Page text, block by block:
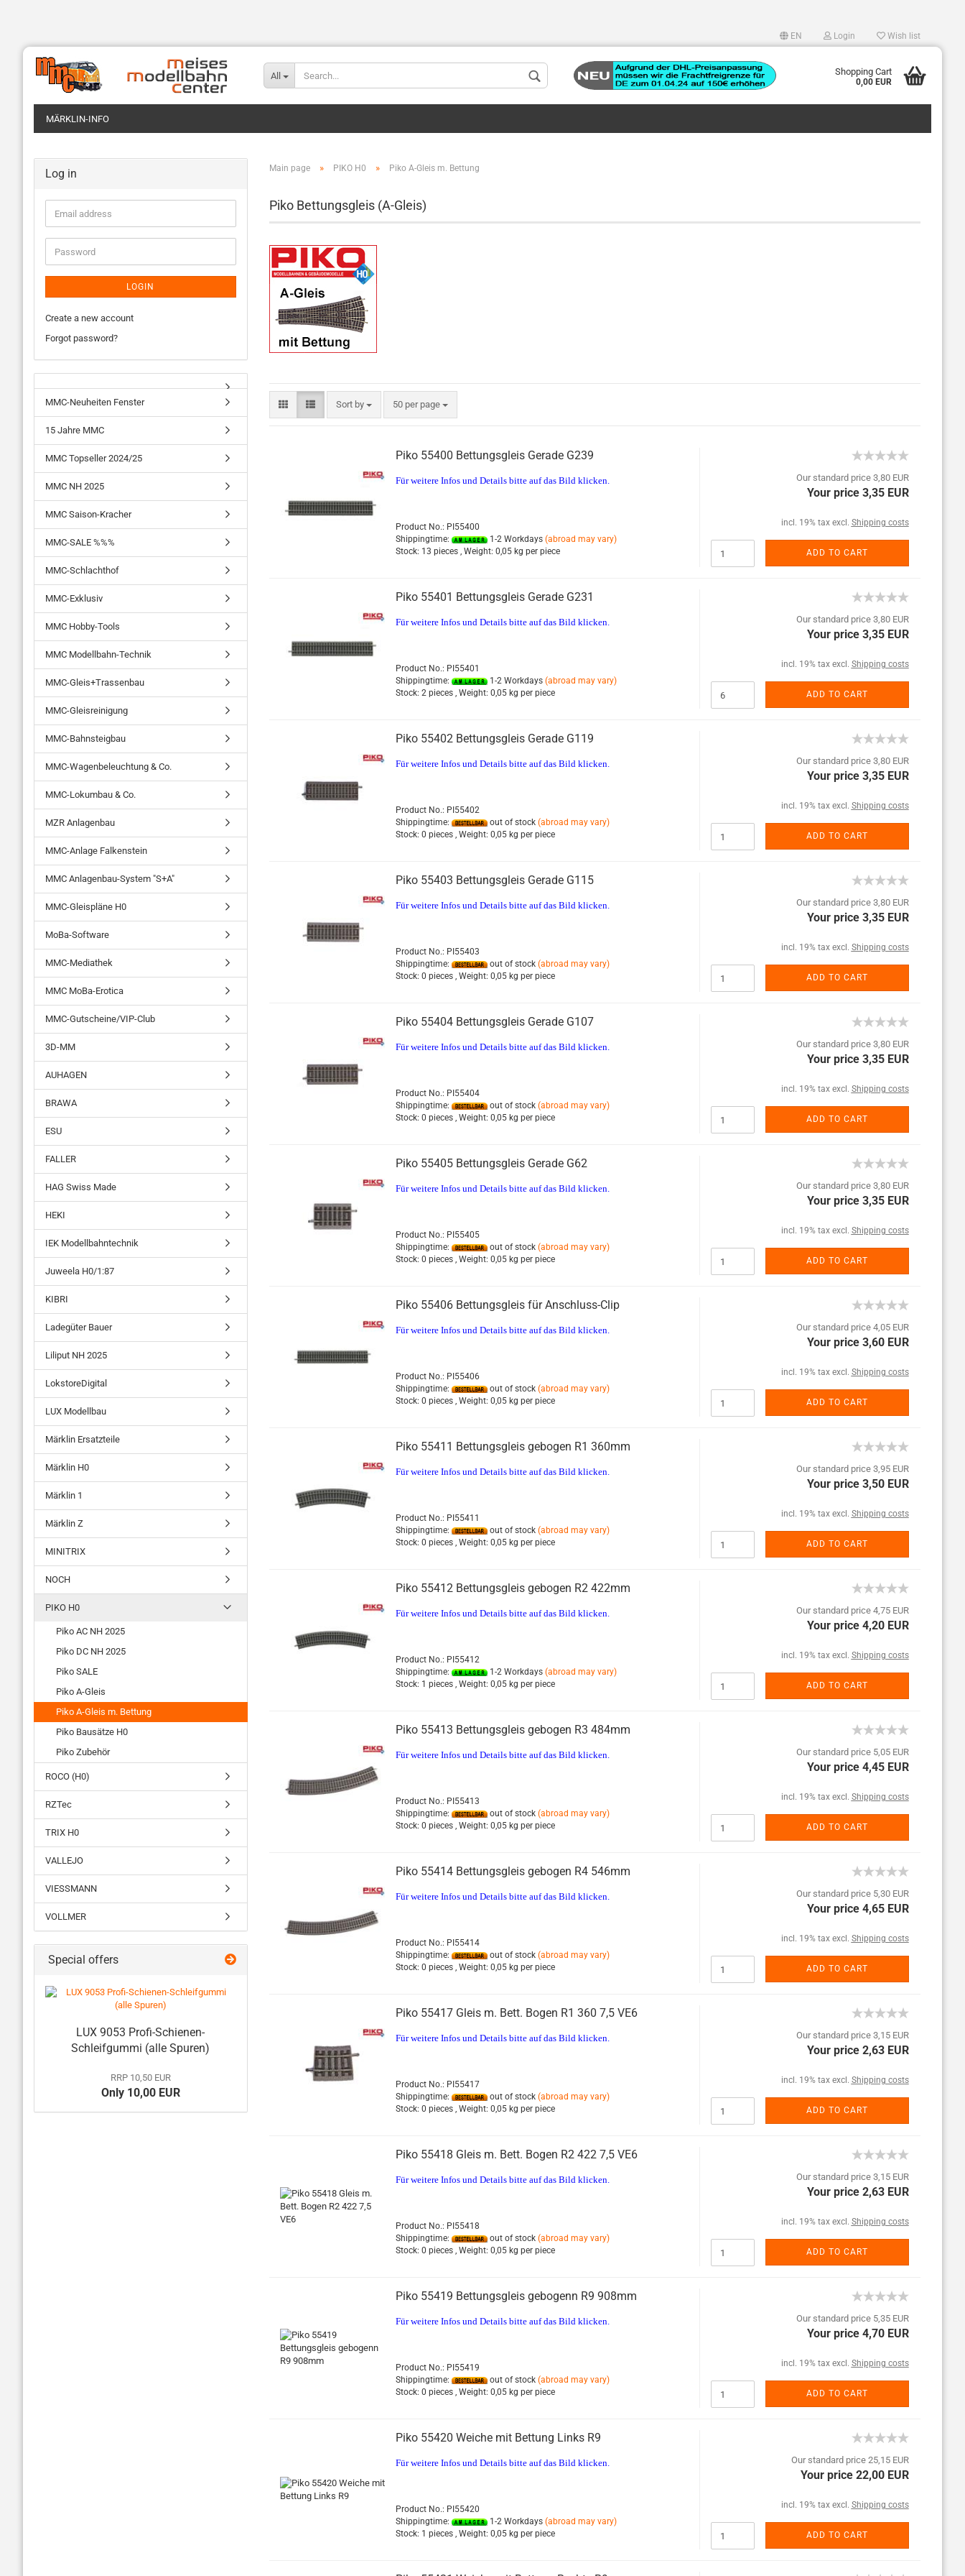
EN
Change language
Login Wish list
All Shopping Cart
0,00 EUR
MÄRKLIN-INFO
Main page » PIKO H0 » Piko A-Gleis m. Bettung
Piko Bettungsgleis (A-Gleis)
Sort by 50 per page
Piko 55400 Bettungsgleis Gerade G239
Für weitere Infos und Details bitte auf das Bild klicken.
Product No.: PI55400
Shippingtime:
1-2 Workdays (abroad may vary)
Stock: 13 pieces , Weight: 0,05kg per piece
Our standard price 3,80 EUR
Your price 3,35 EUR
incl. 19% tax excl. Shipping costs
ADD TO CART
Piko 55401 Bettungsgleis Gerade G231
Für weitere Infos und Details bitte auf das Bild klicken.
Product No.: PI55401
Shippingtime:
1-2 Workdays (abroad may vary)
Stock: 2 pieces , Weight: 0,05kg per piece
Our standard price 3,80 EUR
Your price 3,35 EUR
incl. 19% tax excl. Shipping costs
ADD TO CART
Piko 55402 Bettungsgleis Gerade G119
Für weitere Infos und Details bitte auf das Bild klicken.
Product No.: PI55402
Shippingtime:
out of stock (abroad may vary)
Stock: 0 pieces , Weight: 0,05kg per piece
Our standard price 3,80 EUR
Your price 3,35 EUR
incl. 19% tax excl. Shipping costs
ADD TO CART
Piko 55403 Bettungsgleis Gerade G115
Für weitere Infos und Details bitte auf das Bild klicken.
Product No.: PI55403
Shippingtime:
out of stock (abroad may vary)
Stock: 0 pieces , Weight: 0,05kg per piece
Our standard price 3,80 EUR
Your price 3,35 EUR
incl. 19% tax excl. Shipping costs
ADD TO CART
Piko 55404 Bettungsgleis Gerade G107
Für weitere Infos und Details bitte auf das Bild klicken.
Product No.: PI55404
Shippingtime:
out of stock (abroad may vary)
Stock: 0 pieces , Weight: 0,05kg per piece
Our standard price 3,80 EUR
Your price 3,35 EUR
incl. 19% tax excl. Shipping costs
ADD TO CART
Piko 55405 Bettungsgleis Gerade G62
Für weitere Infos und Details bitte auf das Bild klicken.
Product No.: PI55405
Shippingtime:
out of stock (abroad may vary)
Stock: 0 pieces , Weight: 0,05kg per piece
Our standard price 3,80 EUR
Your price 3,35 EUR
incl. 19% tax excl. Shipping costs
ADD TO CART
Piko 55406 Bettungsgleis für Anschluss-Clip
Für weitere Infos und Details bitte auf das Bild klicken.
Product No.: PI55406
Shippingtime:
out of stock (abroad may vary)
Stock: 0 pieces , Weight: 0,05kg per piece
Our standard price 4,05 EUR
Your price 3,60 EUR
incl. 19% tax excl. Shipping costs
ADD TO CART
Piko 55411 Bettungsgleis gebogen R1 360mm
Für weitere Infos und Details bitte auf das Bild klicken.
Product No.: PI55411
Shippingtime:
out of stock (abroad may vary)
Stock: 0 pieces , Weight: 0,05kg per piece
Our standard price 3,95 EUR
Your price 3,50 EUR
incl. 19% tax excl. Shipping costs
ADD TO CART
Piko 55412 Bettungsgleis gebogen R2 422mm
Für weitere Infos und Details bitte auf das Bild klicken.
Product No.: PI55412
Shippingtime:
1-2 Workdays (abroad may vary)
Stock: 1 pieces , Weight: 0,05kg per piece
Our standard price 4,75 EUR
Your price 4,20 EUR
incl. 19% tax excl. Shipping costs
ADD TO CART
Piko 55413 Bettungsgleis gebogen R3 484mm
Für weitere Infos und Details bitte auf das Bild klicken.
Product No.: PI55413
Shippingtime:
out of stock (abroad may vary)
Stock: 0 pieces , Weight: 0,05kg per piece
Our standard price 5,05 EUR
Your price 4,45 EUR
incl. 19% tax excl. Shipping costs
ADD TO CART
Piko 55414 Bettungsgleis gebogen R4 546mm
Für weitere Infos und Details bitte auf das Bild klicken.
Product No.: PI55414
Shippingtime:
out of stock (abroad may vary)
Stock: 0 pieces , Weight: 0,05kg per piece
Our standard price 5,30 EUR
Your price 4,65 EUR
incl. 19% tax excl. Shipping costs
ADD TO CART
Piko 55417 Gleis m. Bett. Bogen R1 360 7,5 VE6
Für weitere Infos und Details bitte auf das Bild klicken.
Product No.: PI55417
Shippingtime:
out of stock (abroad may vary)
Stock: 0 pieces , Weight: 0,05kg per piece
Our standard price 3,15 EUR
Your price 2,63 EUR
incl. 19% tax excl. Shipping costs
ADD TO CART
Piko 55418 Gleis m. Bett. Bogen R2 422 7,5 VE6
Für weitere Infos und Details bitte auf das Bild klicken.
Product No.: PI55418
Shippingtime:
out of stock (abroad may vary)
Stock: 0 pieces , Weight: 0,05kg per piece
Our standard price 3,15 EUR
Your price 2,63 EUR
incl. 19% tax excl. Shipping costs
ADD TO CART
Piko 55419 Bettungsgleis gebogenn R9 908mm
Für weitere Infos und Details bitte auf das Bild klicken.
Product No.: PI55419
Shippingtime:
out of stock (abroad may vary)
Stock: 0 pieces , Weight: 0,05kg per piece
Our standard price 5,35 EUR
Your price 4,70 EUR
incl. 19% tax excl. Shipping costs
ADD TO CART
Piko 55420 Weiche mit Bettung Links R9
Für weitere Infos und Details bitte auf das Bild klicken.
Product No.: PI55420
Shippingtime:
1-2 Workdays (abroad may vary)
Stock: 1 pieces , Weight: 0,05kg per piece
Our standard price 25,15 EUR
Your price 22,00 EUR
incl. 19% tax excl. Shipping costs
ADD TO CART
Log in
LOGIN
Create a new account
Forgot password?
MMC-Neuheiten Fenster
15 Jahre MMC
MMC Topseller 2024/25
MMC NH 2025
MMC Saison-Kracher
MMC-SALE %%%
MMC-Schlachthof
MMC-Exklusiv
MMC Hobby-Tools
MMC Modellbahn-Technik
MMC-Gleis+Trassenbau
MMC-Gleisreinigung
MMC-Bahnsteigbau
MMC-Wagenbeleuchtung & Co.
MMC-Lokumbau & Co.
MZR Anlagenbau
MMC-Anlage Falkenstein
MMC Anlagenbau-System "S+A"
MMC-Gleispläne H0
MoBa-Software
MMC-Mediathek
MMC MoBa-Erotica
MMC-Gutscheine/VIP-Club
3D-MM
AUHAGEN
BRAWA
ESU
FALLER
HAG Swiss Made
HEKI
IEK Modellbahntechnik
Juweela H0/1:87
KIBRI
Ladegüter Bauer
Liliput NH 2025
LokstoreDigital
LUX Modellbau
Märklin Ersatzteile
Märklin H0
Märklin 1
Märklin Z
MINITRIX
NOCH
PIKO H0
Piko AC NH 2025
Piko DC NH 2025
Piko SALE
Piko A-Gleis
Piko A-Gleis m. Bettung
Piko Bausätze H0
Piko Zubehör
ROCO (H0)
RZTec
TRIX H0
VALLEJO
VIESSMANN
VOLLMER
Special offers
LUX 9053 Profi-Schienen-
Schleifgummi (alle Spuren)
RRP 10,50 EUR
Only 10,00 EUR